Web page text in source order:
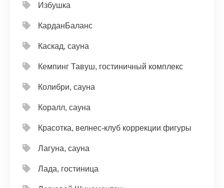
Избушка
КарданБаланс
Каскад, сауна
Кемпинг Тавуш, гостиничный комплекс
Колибри, сауна
Коралл, сауна
Красотка, велнес-клуб коррекции фигуры
Лагуна, сауна
Лада, гостиница